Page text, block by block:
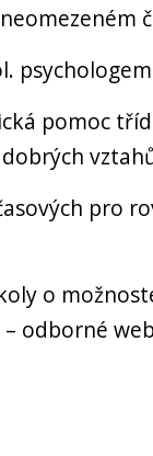
pomoc
pro
o
odborné